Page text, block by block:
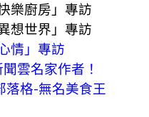
樂廚房」專訪
想世界」專訪
情」專訪
雲名家作者！
落格-無名美食王